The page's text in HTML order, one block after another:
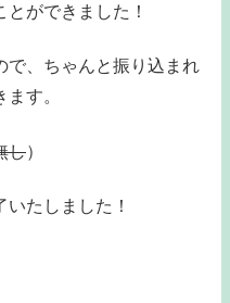
ができました！
で、ちゃんと振り込まれ
す。
し）
たしました！